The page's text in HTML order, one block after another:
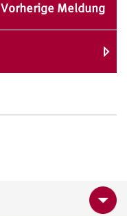
Vorherige Meldung